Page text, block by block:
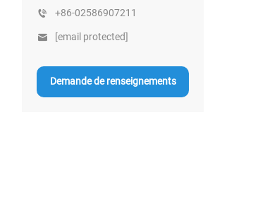
+86-02586907211
[email protected]
Demande de renseignements